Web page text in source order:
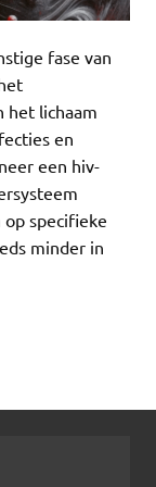
fase van
het lichaam
en
een hiv-
specifieke
minder in